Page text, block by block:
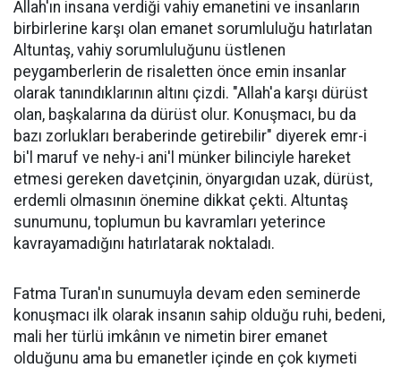
Allah'ın insana verdiği vahiy emanetini ve insanların
birbirlerine karşı olan emanet sorumluluğu hatırlatan
Altuntaş, vahiy sorumluluğunu üstlenen
peygamberlerin de risaletten önce emin insanlar
olarak tanındıklarının altını çizdi. "Allah'a karşı dürüst
olan, başkalarına da dürüst olur. Konuşmacı, bu da
bazı zorlukları beraberinde getirebilir" diyerek emr-i
bi'l maruf ve nehy-i ani'l münker bilinciyle hareket
etmesi gereken davetçinin, önyargıdan uzak, dürüst,
erdemli olmasının önemine dikkat çekti. Altuntaş
sunumunu, toplumun bu kavramları yeterince
kavrayamadığını hatırlatarak noktaladı.
Fatma Turan'ın sunumuyla devam eden seminerde
konuşmacı ilk olarak insanın sahip olduğu ruhi, bedeni,
mali her türlü imkânın ve nimetin birer emanet
olduğunu ama bu emanetler içinde en çok kıymeti